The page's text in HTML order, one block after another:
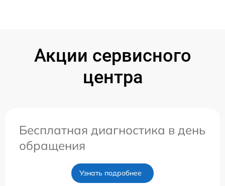
Акции сервисного
центра
Бесплатная диагностика в день
обращения
Узнать подробнее